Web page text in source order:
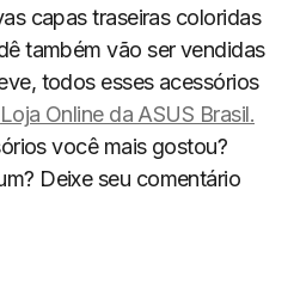
capas traseiras coloridas
também vão ser vendidas
todos esses acessórios
Loja Online da ASUS Brasil.
você mais gostou?
Deixe seu comentário